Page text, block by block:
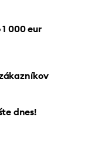
000 eur
dnes!